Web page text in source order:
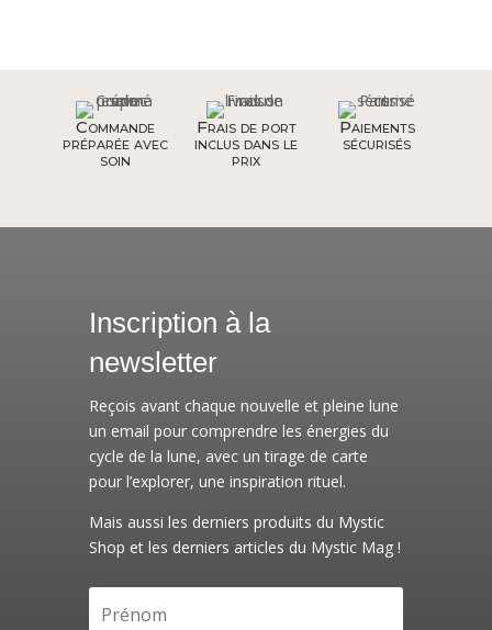
Commande
préparée avec
soin
Frais de port
inclus dans le
prix
Paiements
sécurisés
Inscription à la
newsletter
Reçois avant chaque nouvelle et pleine lune
un email pour comprendre les énergies du
cycle de la lune, avec un tirage de carte
pour l’explorer, une inspiration rituel.
Mais aussi les derniers produits du Mystic
Shop et les derniers articles du Mystic Mag !